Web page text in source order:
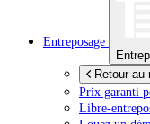
Entreposage
Retour au
Prix garanti
Libre-